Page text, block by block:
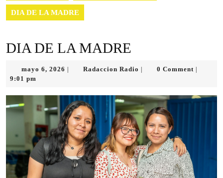
DIA DE LA MADRE
DIA DE LA MADRE
mayo 6, 2026 mayo Radaccion Radio Radaccion0 Comment
9:01 pm